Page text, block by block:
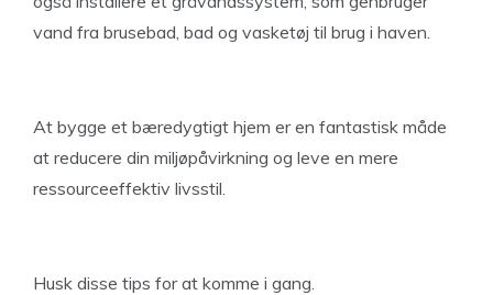
vand fra brusebad, bad og vasketøj til brug i haven.
At bygge et bæredygtigt hjem er en fantastisk måde
at reducere din miljøpåvirkning og leve en mere
ressourceeffektiv livsstil.
Husk disse tips for at komme i gang.